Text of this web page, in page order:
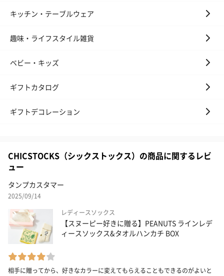
キッチン・テーブルウェア
趣味・ライフスタイル雑貨
ベビー・キッズ
ギフトカタログ
ギフトデコレーション
CHICSTOCKS（シックストックス）の商品に関するレビ
ュー
タンプカスタマー
2025/09/14
レディースソックス
【スヌーピー好きに贈る】PEANUTS ラインレデ
ィースソックス&タオルハンカチ BOX
相手に贈ってから、好きなカラーに変えてもらえることもできるのがよいと